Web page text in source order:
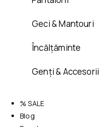
Geci & Mantouri
Încălțăminte
Genți & Accesorii
% SALE
Blog